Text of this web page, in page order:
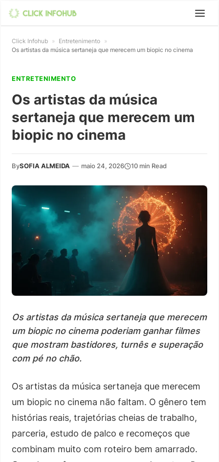
Click Infohub » Entretenimento »
Os artistas da música sertaneja que merecem um biopic no cinema
ENTRETENIMENTO
Os artistas da música
sertaneja que merecem um
biopic no cinema
BySOFIA ALMEIDA — maio 24, 2026 10 min Read
Os artistas da música sertaneja que merecem
um biopic no cinema poderiam ganhar filmes
que mostram bastidores, turnês e superação
com pé no chão.
Os artistas da música sertaneja que merecem
um biopic no cinema não faltam. O gênero tem
histórias reais, trajetórias cheias de trabalho,
parceria, estudo de palco e recomeços que
combinam muito com roteiro bem amarrado.